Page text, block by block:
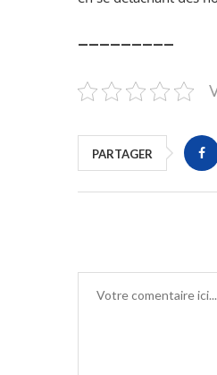
PARTAGER